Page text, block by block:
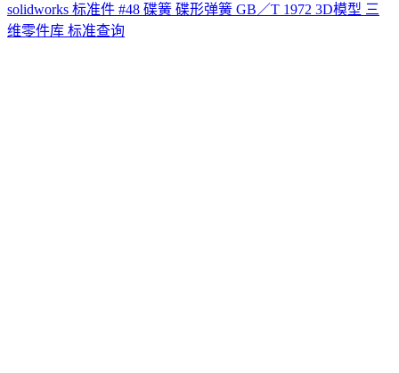
solidworks 标准件 #48 碟簧 碟形弹簧 GB／T 1972 3D模型 三
维零件库 标准查询